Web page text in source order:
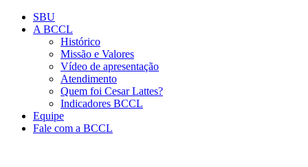
Conteúdo principal
SBU
A BCCL
Histórico
Missão e Valores
Vídeo de apresentação
Atendimento
Quem foi Cesar Lattes?
Indicadores BCCL
Equipe
Fale com a BCCL